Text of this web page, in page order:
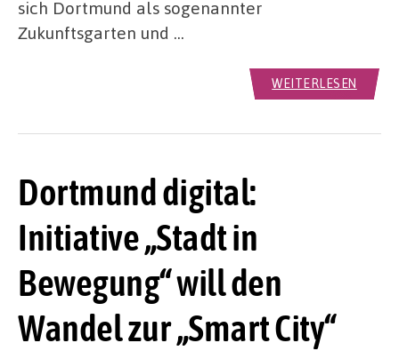
sich Dortmund als sogenannter
Zukunftsgarten und …
WEITERLESEN
Dortmund digital:
Initiative „Stadt in
Bewegung“ will den
Wandel zur „Smart City“